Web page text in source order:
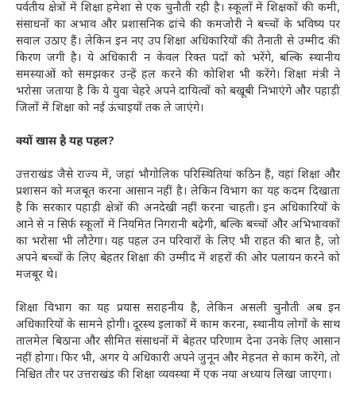
पर्वतीय क्षेत्रों में शिक्षा हमेशा से एक चुनौती रही है। स्कूलों में शिक्षकों की कमी,
संसाधनों का अभाव और प्रशासनिक ढांचे की कमजोरी ने बच्चों के भविष्य पर
सवाल उठाए हैं। लेकिन इन नए उप शिक्षा अधिकारियों की तैनाती से उम्मीद की
किरण जगी है। ये अधिकारी न केवल रिक्त पदों को भरेंगे, बल्कि स्थानीय
समस्याओं को समझकर उन्हें हल करने की कोशिश भी करेंगे। शिक्षा मंत्री ने
भरोसा जताया है कि ये युवा चेहरे अपने दायित्वों को बखूबी निभाएंगे और पहाड़ी
जिलों में शिक्षा को नई ऊंचाइयों तक ले जाएंगे।
क्यों खास है यह पहल?
उत्तराखंड जैसे राज्य में, जहां भौगोलिक परिस्थितियां कठिन हैं, वहां शिक्षा और
प्रशासन को मजबूत करना आसान नहीं है। लेकिन विभाग का यह कदम दिखाता
है कि सरकार पहाड़ी क्षेत्रों की अनदेखी नहीं करना चाहती। इन अधिकारियों के
आने से न सिर्फ स्कूलों में नियमित निगरानी बढ़ेगी, बल्कि बच्चों और अभिभावकों
का भरोसा भी लौटेगा। यह पहल उन परिवारों के लिए भी राहत की बात है, जो
अपने बच्चों के लिए बेहतर शिक्षा की उम्मीद में शहरों की ओर पलायन करने को
मजबूर थे।
शिक्षा विभाग का यह प्रयास सराहनीय है, लेकिन असली चुनौती अब इन
अधिकारियों के सामने होगी। दूरस्थ इलाकों में काम करना, स्थानीय लोगों के साथ
तालमेल बिठाना और सीमित संसाधनों में बेहतर परिणाम देना उनके लिए आसान
नहीं होगा। फिर भी, अगर ये अधिकारी अपने जुनून और मेहनत से काम करेंगे, तो
निश्चित तौर पर उत्तराखंड की शिक्षा व्यवस्था में एक नया अध्याय लिखा जाएगा।